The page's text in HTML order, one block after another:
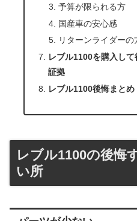
予算が限られる方
国産車の安心感
リターンライダーの
レブル1100を購入し
証拠
レブル1100後悔まとめ
レブル1100の後悔
い所